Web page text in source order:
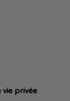
vie privée